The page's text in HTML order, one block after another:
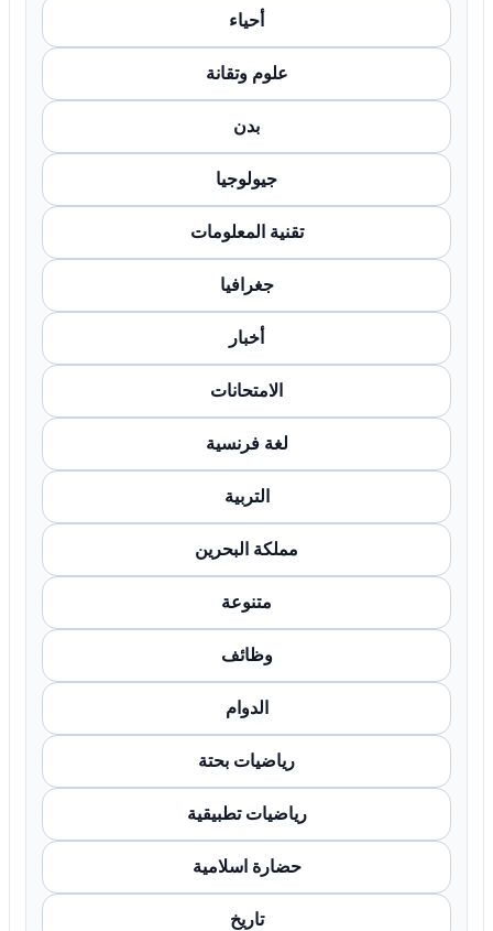
أحياء
علوم وتقانة
بدن
جيولوجيا
تقنية المعلومات
جغرافيا
أخبار
الامتحانات
لغة فرنسية
التربية
مملكة البحرين
متنوعة
وظائف
الدوام
رياضيات بحتة
رياضيات تطبيقية
حضارة اسلامية
تاريخ